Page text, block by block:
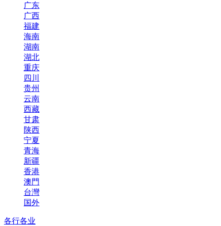
广东
广西
福建
海南
湖南
湖北
重庆
四川
贵州
云南
西藏
甘肃
陕西
宁夏
青海
新疆
香港
澳門
台灣
国外
各行各业